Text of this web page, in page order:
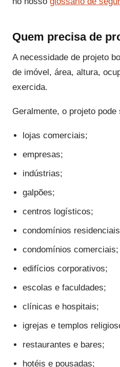
Quem precisa de
A necessidade de projeto
de imóvel, área, altura,
exercida.
Geralmente, o projeto
lojas comerciais;
empresas;
indústrias;
galpões;
centros logísticos;
condomínios
condomínios comerciais;
edifícios corporativos;
escolas e faculdades;
clínicas e hospitais;
igrejas e templos
restaurantes e bares;
hotéis e pousadas;